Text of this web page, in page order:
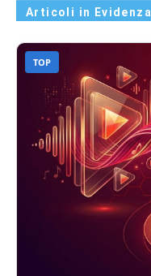
Articoli in Evidenza
TOP